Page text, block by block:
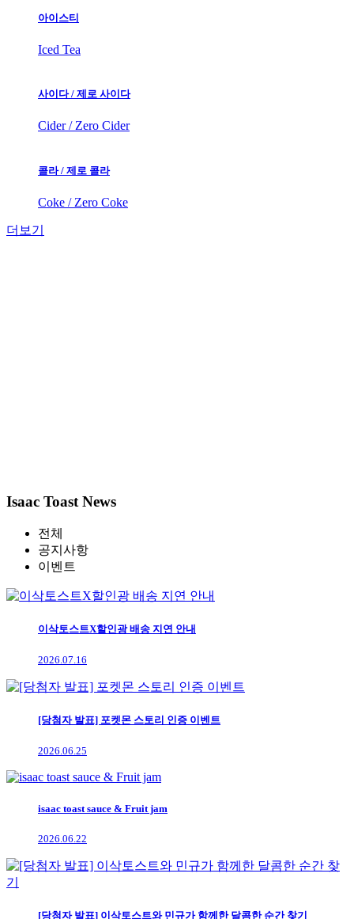
아이스티
Iced Tea
사이다 / 제로 사이다
Cider / Zero Cider
콜라 / 제로 콜라
Coke / Zero Coke
더보기
Isaac Toast News
전체
공지사항
이벤트
이삭토스트X할인광 배송 지연 안내
2026.07.16
[당첨자 발표] 포켓몬 스토리 인증 이벤트
2026.06.25
isaac toast sauce & Fruit jam
2026.06.22
[당첨자 발표] 이삭토스트와 민규가 함께한 달콤한 순간 찾기